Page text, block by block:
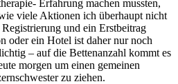
Erfahrung machen mussten,
viele Aktionen ich überhaupt nicht
und ein Erstbeitrag
oder ein Hotel ist daher nur noch
– auf die Bettenanzahl kommt es
morgen um einen gemeinen
zu ziehen.